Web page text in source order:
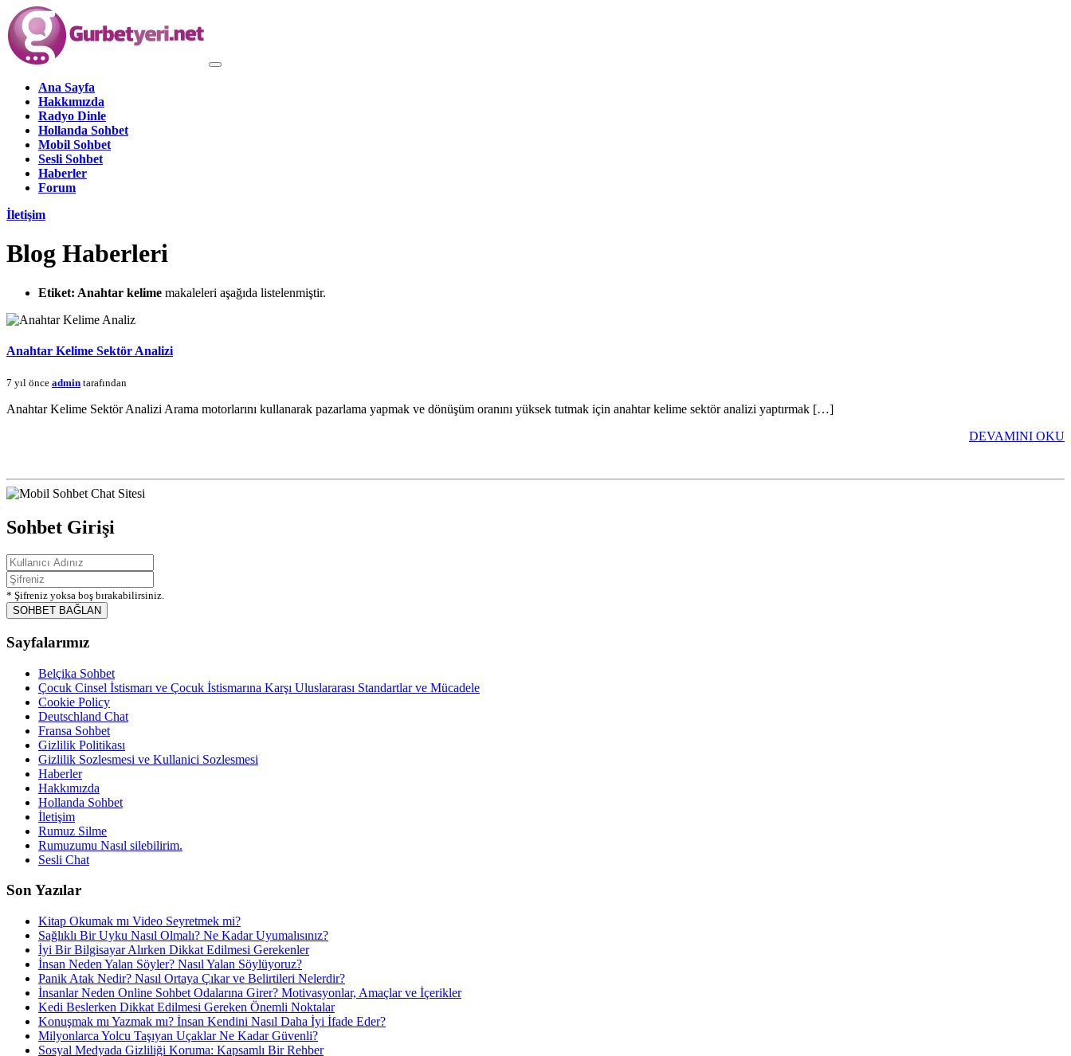
Ana Sayfa
Hakkımızda
Radyo Dinle
Hollanda Sohbet
Mobil Sohbet
Sesli Sohbet
Haberler
Forum
İletişim
Blog Haberleri
Etiket: Anahtar kelime makaleleri aşağıda listelenmiştir.
Anahtar Kelime Sektör Analizi
7 yıl önce admin tarafından
Anahtar Kelime Sektör Analizi Arama motorlarını kullanarak pazarlama yapmak ve dönüşüm oranını yüksek tutmak için anahtar kelime sektör analizi yaptırmak […]
DEVAMINI OKU
Sohbet Girişi
* Şifreniz yoksa boş bırakabilirsiniz.
SOHBET BAĞLAN
Sayfalarımız
Belçika Sohbet
Çocuk Cinsel İstismarı ve Çocuk İstismarına Karşı Uluslararası Standartlar ve Mücadele
Cookie Policy
Deutschland Chat
Fransa Sohbet
Gizlilik Politikası
Gizlilik Sozlesmesi ve Kullanici Sozlesmesi
Haberler
Hakkımızda
Hollanda Sohbet
İletişim
Rumuz Silme
Rumuzumu Nasıl silebilirim.
Sesli Chat
Son Yazılar
Kitap Okumak mı Video Seyretmek mi?
Sağlıklı Bir Uyku Nasıl Olmalı? Ne Kadar Uyumalısınız?
İyi Bir Bilgisayar Alırken Dikkat Edilmesi Gerekenler
İnsan Neden Yalan Söyler? Nasıl Yalan Söylüyoruz?
Panik Atak Nedir? Nasıl Ortaya Çıkar ve Belirtileri Nelerdir?
İnsanlar Neden Online Sohbet Odalarına Girer? Motivasyonlar, Amaçlar ve İçerikler
Kedi Beslerken Dikkat Edilmesi Gereken Önemli Noktalar
Konuşmak mı Yazmak mı? İnsan Kendini Nasıl Daha İyi İfade Eder?
Milyonlarca Yolcu Taşıyan Uçaklar Ne Kadar Güvenli?
Sosyal Medyada Gizliliği Koruma: Kapsamlı Bir Rehber